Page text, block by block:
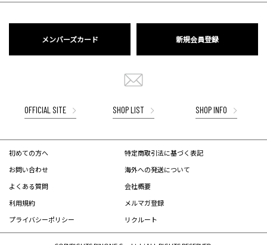
メンバーズカード 新規会員登録
OFFICIAL SITE SHOP LIST SHOP INFO
初めての方へ
お問い合わせ
よくある質問
利用規約
プライバシーポリシー
特定商取引法に基づく表記
海外への発送について
会社概要
メルマガ登録
リクルート